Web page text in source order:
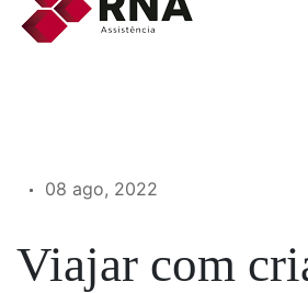
08 ago, 2022
Viajar com